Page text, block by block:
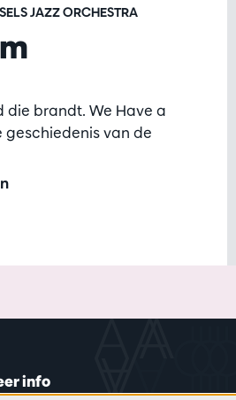
JAZZ ORCHESTRA
die brandt. We Have a
van de
info